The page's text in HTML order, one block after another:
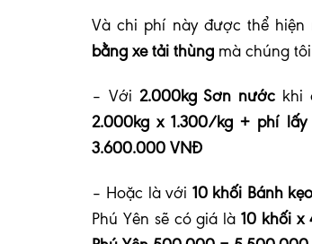
Và chi phí này được thể hiện
bằng xe tải thùng mà chúng
– Với 2.000kg Sơn nước khi
2.000kg x 1.300/kg + phí
3.600.000 VNĐ
– Hoặc là với 10 khối Bánh kẹo
Phú Yên sẽ có giá là10 khối